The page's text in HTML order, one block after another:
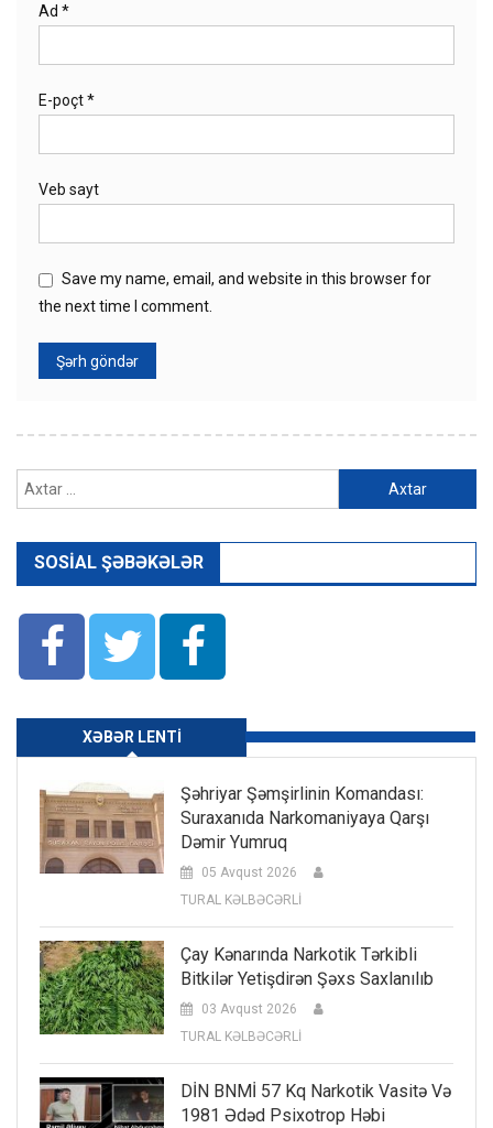
Ad *
E-poçt*
Veb sayt
Save my name, email, and website in this browser for
the next time I comment.
SOSIAL ŞƏBƏKƏLƏR
XƏBƏR LENTI
Şəhriyar Şəmşirlinin Komandası:
Suraxanıda Narkomaniyaya Qarşı
Dəmir Yumruq
05 Avqust 2026
TURAL KƏLBƏCƏRLİ
Çay Kənarında Narkotik Tərkibli
Bitkilər Yetişdirən Şəxs Saxlanılıb
03 Avqust 2026
TURAL KƏLBƏCƏRLİ
DİN BNMİ 57 Kq Narkotik Vasitə Və
1981 Ədəd Psixotrop Həbi